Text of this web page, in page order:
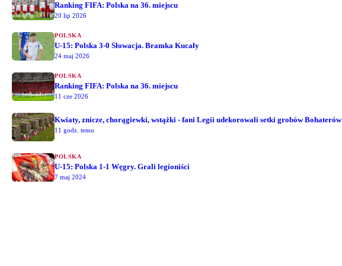
Ranking FIFA: Polska na 36. miejscu
20 lip 2026
POLSKA
U-15: Polska 3-0 Słowacja. Bramka Kucały
24 maj 2026
POLSKA
Ranking FIFA: Polska na 36. miejscu
11 cze 2026
Kwiaty, znicze, chorągiewki, wstążki - fani Legii udekorowali setki grobów Bohaterów
11 godz. temu
POLSKA
U-15: Polska 1-1 Węgry. Grali legioniści
7 maj 2024